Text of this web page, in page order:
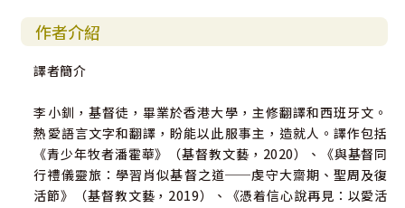
作者介紹
譯者簡介
李小釧，基督徒，畢業於香港大學，主修翻譯和西班牙文。
熱愛語言文字和翻譯，盼能以此服事主，造就人。譯作包括
《青少年牧者潘霍華》（基督教文藝，2020）、《與基督同
行禮儀靈旅：學習肖似基督之道──虔守大齋期、聖周及復
活節》（基督教文藝，2019）、《憑着信心說再見：以愛活